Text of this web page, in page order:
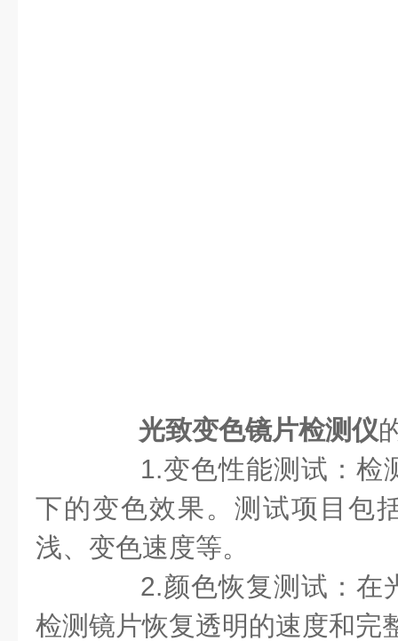
光致变色镜片检测仪
1.变色性能测试：检
下的变色效果。测试项目包
浅、变色速度等。
2.颜色恢复测试：在
检测镜片恢复透明的速度和完